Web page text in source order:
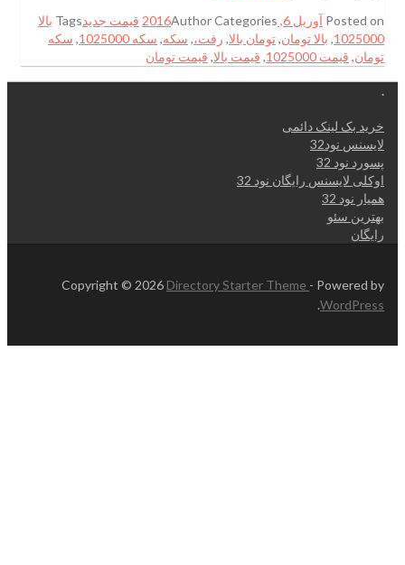
Posted on آوریل 6, 2016 AuthorCategories قیمت جدیدTags بالا
1025000
, بالا تومان,تومان بالا, رفت،, سکه, سکه 1025000 , سکه
تومان, قیمت 1025000 , قیمت بالا, قیمت تومان
.
خرید بک لینک دائمی
لایسنس نود32
پسورد نود 32
اوکلی لایسنس رایگان نود 32
همیار نود 32
بهترین سئو
رایگان
Copyright © 2026 Directory Starter Theme - Powered by
WordPress
.